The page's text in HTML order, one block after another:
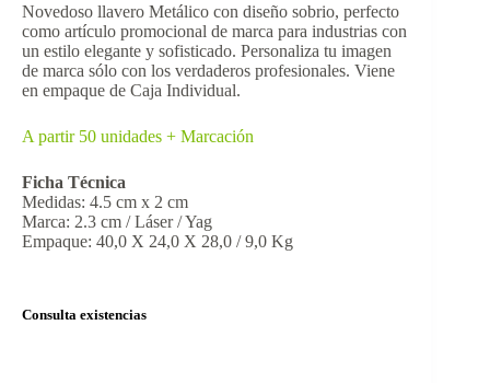
Novedoso llavero Metálico con diseño sobrio, perfecto
como artículo promocional de marca para industrias con
un estilo elegante y sofisticado. Personaliza tu imagen
de marca sólo con los verdaderos profesionales. Viene
en empaque de Caja Individual.
A partir 50 unidades + Marcación
Ficha Técnica
Medidas: 4.5 cm x 2 cm
Marca: 2.3 cm / Láser / Yag
Empaque: 40,0 X 24,0 X 28,0 / 9,0 Kg
Consulta existencias